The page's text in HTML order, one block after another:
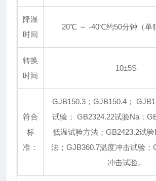
降温
时间
20℃ ～ -40℃约50分钟（单
转换
时间
10±5S
符合
标
准：
GJB150.3；GJB150.4；
试验； GB2324.22试验Na；
低温试验方法；GB2423.2试
法；GJB360.7温度冲击试验；
冲击试验。